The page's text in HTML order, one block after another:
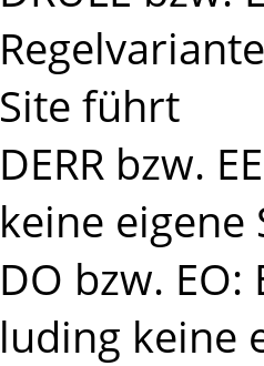
Site führt
DERR bzw.
keine
DO bzw.
luding keine